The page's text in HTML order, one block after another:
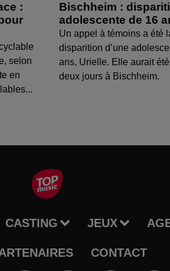
:
selon
en
Bischheim :
adolescente de 16
Un appel à témoins a été
disparition d’une
ans, Urielle. Elle aurait
deux jours à Bischheim.
CASTING JEUX
CONTACT